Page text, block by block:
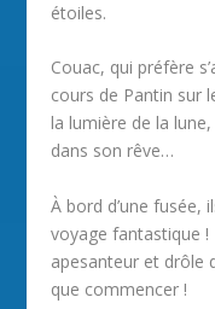
étoiles.
Couac, qui préfère
cours de Pantin sur
la lumière de la
dans son rêve…
À bord d’une fusée,
voyage fantastique
apesanteur et drôle
que commencer !